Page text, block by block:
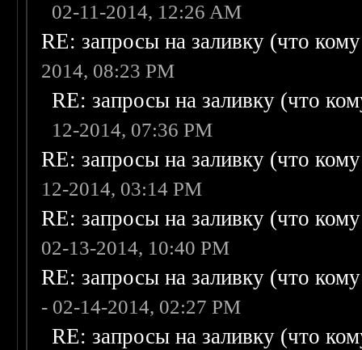
02-11-2014, 12:26 AM
RE: запросы на заливку (что
2014, 08:23 PM
RE: запросы на заливку (что
12-2014, 07:36 PM
RE: запросы на заливку (что
12-2014, 03:14 PM
RE: запросы на заливку (что
02-13-2014, 10:40 PM
RE: запросы на заливку (что
- 02-14-2014, 02:27 PM
RE: запросы на заливку (что